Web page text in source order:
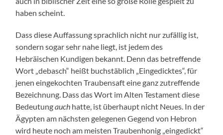
haben scheint.
Dass diese Auffassung sprachlich nicht nur zufällig ist,
sondern sogar sehr nahe liegt, ist jedem des
Hebräischen Kundigen bekannt. Denn das betreffende
Wort „debasch“ heißt buchstäblich „Eingedicktes“, für
jenen eingekochten Traubensaft eine ganz zutreffende
Bezeichnung. Dass das Wort im Alten Testament diese
Bedeutungauch hatte, ist überhaupt nicht Neues. In der
Ägypten am nächsten gelegenen Gegend von Hebron
wird heute noch am meisten Traubenhonig „eingedickt“